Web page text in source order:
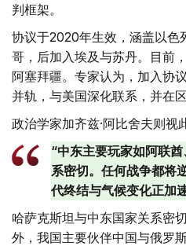
判框架。
协议于2020年生效，涵盖以色
哥，后加入埃及与苏丹。目前
阿塞拜疆。专家认为，加入协
并轨，与美国深化联系，并在
政治学家加齐兹·阿比舍夫则视
“中东主要玩家如阿联
系密切。任何战争都将
代终结与气候变化正加
哈萨克斯坦与中东国家关系密
外，我国主要伙伴中国与俄罗